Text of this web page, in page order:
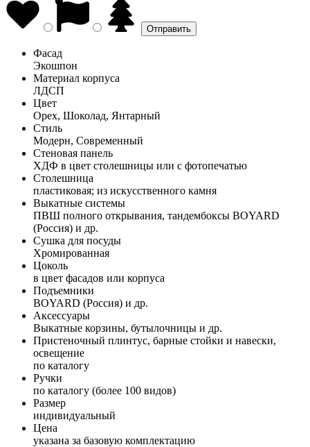
Фасад
Экошпон
Материал корпуса
ЛДСП
Цвет
Орех, Шоколад, Янтарный
Стиль
Модерн, Современный
Стеновая панель
ХДФ в цвет столешницы или с фотопечатью
Столешница
пластиковая; из искусственного камня
Выкатные системы
ПВШ полного открывания, тандембоксы BOYARD
(Россия) и др.
Сушка для посуды
Хромированная
Цоколь
в цвет фасадов или корпуса
Подъемники
BOYARD (Россия) и др.
Аксессуары
Выкатные корзины, бутылочницы и др.
Пристеночный плинтус, барные стойки и навески,
освещение
по каталогу
Ручки
по каталогу (более 100 видов)
Размер
индивидуальный
Цена
указана за базовую комплектацию